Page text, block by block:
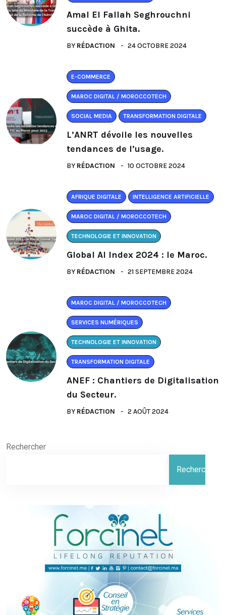
Amal El Fallah Seghrouchni
succède à Ghita.
BY RÉDACTION 24 OCTOBRE 2024
E-COMMERCE
MAROC DIGITAL / MOROCCOTECH
SOCIAL MEDIA TRANSFORMATION DIGITALE
L’ANRT dévoile les nouvelles
tendances de l’usage.
BY RÉDACTION 10 OCTOBRE 2024
AFRIQUE DIGITALE INTELLIGENCE ARTIFICIELLE
MAROC DIGITAL / MOROCCOTECH
TECHNOLOGIE ET INNOVATION
Global AI Index 2024 : le Maroc.
BY RÉDACTION 21 SEPTEMBRE 2024
MAROC DIGITAL / MOROCCOTECH
SERVICES NUMÉRIQUES
TECHNOLOGIE ET INNOVATION
TRANSFORMATION DIGITALE
ANEF : Chantiers de Digitalisation
du Secteur.
BY RÉDACTION 2 AOÛT 2024
Rechercher
Rechercher